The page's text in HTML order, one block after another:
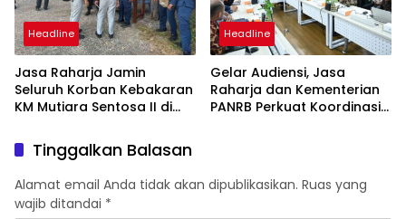
Headline
Jasa Raharja Jamin
Seluruh Korban Kebakaran
KM Mutiara Sentosa II di
Headline
Gelar Audiensi, Jasa
Raharja dan Kementerian
PANRB Perkuat Koordinasi
Tinggalkan Balasan
Alamat email Anda tidak akan dipublikasikan. Ruas yang
wajib ditandai *